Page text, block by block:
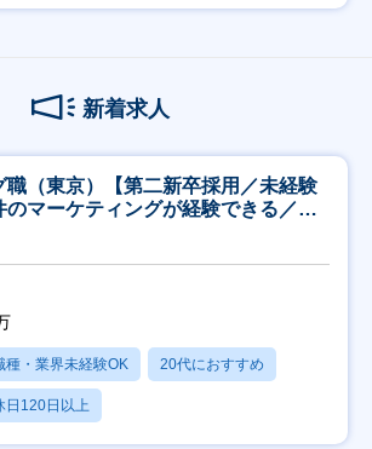
新着求人
職（東京）【第二新卒採用／未経験
のマーケティングが経験できる／研
種・業界未経験OK 20代におすすめ
日120日以上